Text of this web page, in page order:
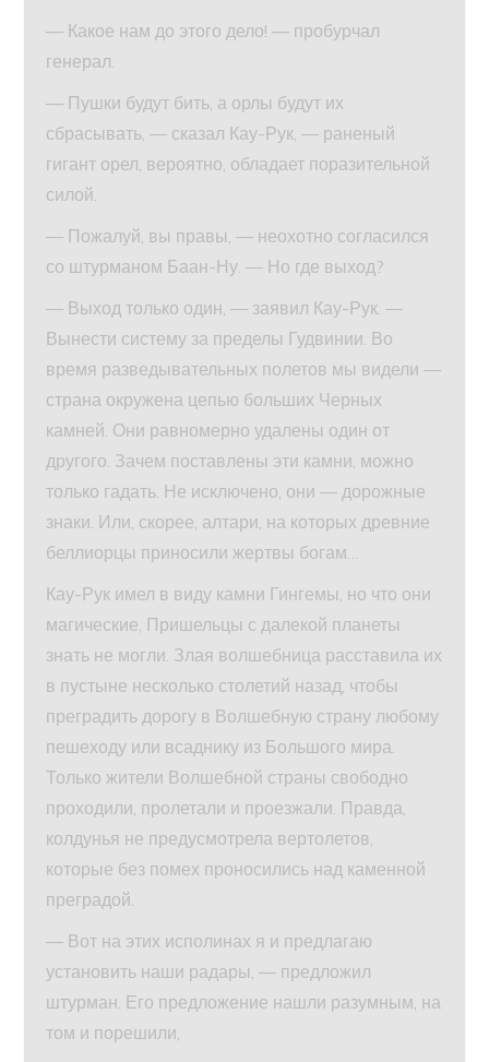
— Какое нам до этого дело! — пробурчал
генерал.
— Пушки будут бить, а орлы будут их
сбрасывать, — сказал Кау-Рук, — раненый
гигант орел, вероятно, обладает поразительной
силой.
— Пожалуй, вы правы, — неохотно согласился
со штурманом Баан-Ну. — Но где выход?
— Выход только один, — заявил Кау-Рук. —
Вынести систему за пределы Гудвинии. Во
время разведывательных полетов мы видели —
страна окружена цепью больших Черных
камней. Они равномерно удалены один от
другого. Зачем поставлены эти камни, можно
только гадать. Не исключено, они — дорожные
знаки. Или, скорее, алтари, на которых древние
беллиорцы приносили жертвы богам…
Кау-Рук имел в виду камни Гингемы, но что они
магические, Пришельцы с далекой планеты
знать не могли. Злая волшебница расставила их
в пустыне несколько столетий назад, чтобы
преградить дорогу в Волшебную страну любому
пешеходу или всаднику из Большого мира.
Только жители Волшебной страны свободно
проходили, пролетали и проезжали. Правда,
колдунья не предусмотрела вертолетов,
которые без помех проносились над каменной
преградой.
— Вот на этих исполинах я и предлагаю
установить наши радары, — предложил
штурман. Его предложение нашли разумным, на
том и порешили,